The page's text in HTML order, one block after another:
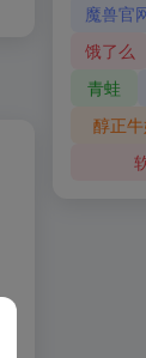
魔兽官
饿了么
青蛙
醇正